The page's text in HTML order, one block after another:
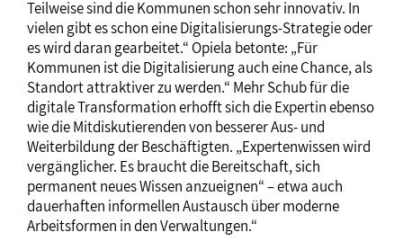
Teilweise sind die Kommunen schon sehr innovativ. In
vielen gibt es schon eine Digitalisierungs-Strategie oder
es wird daran gearbeitet.“ Opiela betonte: „Für
Kommunen ist die Digitalisierung auch eine Chance, als
Standort attraktiver zu werden.“ Mehr Schub für die
digitale Transformation erhofft sich die Expertin ebenso
wie die Mitdiskutierenden von besserer Aus- und
Weiterbildung der Beschäftigten. „Expertenwissen wird
vergänglicher. Es braucht die Bereitschaft, sich
permanent neues Wissen anzueignen“ – etwa auch
dauerhaften informellen Austausch über moderne
Arbeitsformen in den Verwaltungen.“